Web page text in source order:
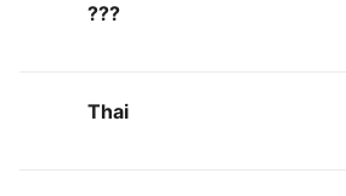
???
Thai